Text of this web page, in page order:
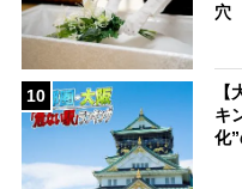
穴
10
キ
化